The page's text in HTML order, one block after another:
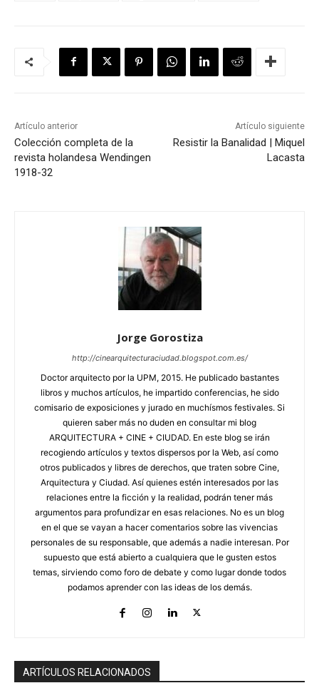
Artículo anterior
Colección completa de la
revista holandesa Wendingen
1918-32
Artículo siguiente
Resistir la Banalidad | Miquel
Lacasta
Jorge Gorostiza
http://cinearquitecturaciudad.blogspot.com.es/
Doctor arquitecto por la UPM, 2015. He publicado bastantes
libros y muchos artículos, he impartido conferencias, he sido
comisario de exposiciones y jurado en muchísmos festivales. Si
quieren saber más no duden en consultar mi blog
ARQUITECTURA + CINE + CIUDAD. En este blog se irán
recogiendo artículos y textos dispersos por la Web, así como
otros publicados y libres de derechos, que traten sobre Cine,
Arquitectura y Ciudad. Así quienes estén interesados por las
relaciones entre la ficción y la realidad, podrán tener más
argumentos para profundizar en esas relaciones. No es un blog
en el que se vayan a hacer comentarios sobre las vivencias
personales de su responsable, que además a nadie interesan. Por
supuesto que está abierto a cualquiera que le gusten estos
temas, sirviendo como foro de debate y como lugar donde todos
podamos aprender con las ideas de los demás.
ARTÍCULOS RELACIONADOS